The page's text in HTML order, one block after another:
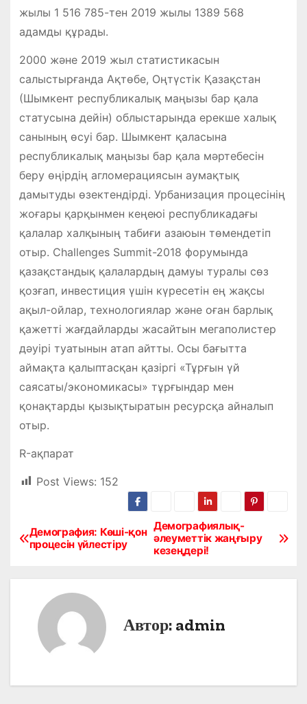
жылы 1 516 785-тен 2019 жылы 1389 568
адамды құрады.
2000 және 2019 жыл статистикасын
салыстырғанда Ақтөбе, Оңтүстік Қазақстан
(Шымкент республикалық маңызы бар қала
статусына дейін) облыстарында ерекше халық
санының өсуі бар. Шымкент қаласына
республикалық маңызы бар қала мәртебесін
беру өңірдің агломерациясын аумақтық
дамытуды өзектендірді. Урбанизация процесінің
жоғары қарқынмен кеңеюі республикадағы
қалалар халқының табиғи азаюын төмендетіп
отыр. Challenges Summit-2018 фо­румында
қазақстандық қалалардың дамуы туралы сөз
қозғап, инвестиция үшін күре­сетін ең жақсы
ақыл-ойлар, тех­но­логиялар және оған барлық
қа­жет­ті жағдайларды жасайтын м­егаполистер
дәуірі туаты­нын атап айтты. Осы бағытта
аймақта қалыптасқан қазіргі «Тұрғын үй
саясаты/экономикасы» тұрғындар мен
қонақтарды қызықтыратын ресурсқа айналып
отыр.
R-ақпарат
Post Views: 152
Н
Демографиялық-
әлеуметтік жаңғыру
кезеңдері!
Демография: Көші-қон
процесін үйлестіру
Автор: admin